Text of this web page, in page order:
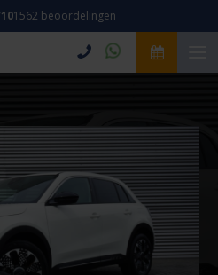
1562 beoordelingen